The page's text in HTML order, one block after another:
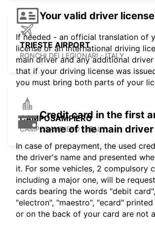
TRIESTE AIRPORT
RONCHI DEI LEGIONARI - ITALY
CAMPOSAMPIERO
CAMPOSAMPIERO - ITALY
Your valid driver license
If needed - an official translation of
license or an international driving
main driver and any additional
that if your driving license was
you must bring both parts of your
Credit card in the first
name of the main driver
In case of prepayment, the used
the driver's name and presented
it. For some vehicles, 2 compulsory
including a major one, will be
cards bearing the words "debit
"electron", "maestro", "ecard"
or on the back of your card are not